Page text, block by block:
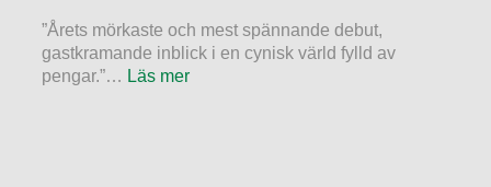
”Årets mörkaste och mest spännande debut,
gastkramande inblick i en cynisk värld fylld av
pengar.”… Läs mer